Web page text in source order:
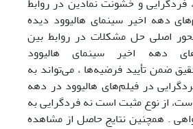
دهه اخیر سینمای هالیوود دیده
اصلی حل مشکلات در روابط بین
دهه اخیر سینمای هالیوود
ضمن تأیید فرضیه‌ها ، می‌تواند به
در فیلم‌های هالیوود در دهه
از نوع مثبت است نه فردگرایی به
. همچنین نتایج حاصل از مشاهده